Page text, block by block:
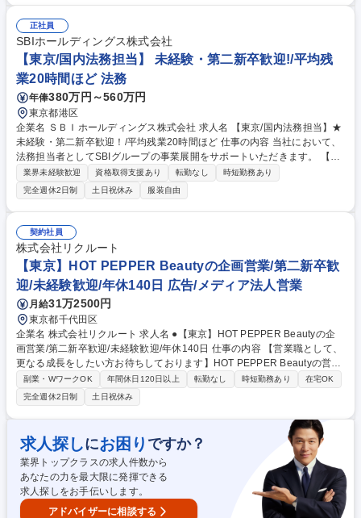
討等、各種法務問題への対応・知的財産権管理・取締役会対応（日英での
取締役会議事録作成を含む）・コンプライアンス等での親会社（Grainger
社）との連携・子会社管理に関する業務 ・個人情報保護を中心としたリス
ク管理に関する業務 募集職種 【大阪】法務担当（第二新卒）
正社員
SBIホールディングス株式会社
【東京/国内法務担当】 未経験・第二新卒歓迎!/平均残
業20時間ほど 法務
年俸380万円～560万円
東京都港区
企業名 ＳＢＩホールディングス株式会社 求人名 【東京/国内法務担当】★
未経験・第二新卒歓迎！/平均残業20時間ほど 仕事の内容 当社において、
法務担当者としてSBIグループの事業展開をサポートいただきます。 【具
体的には】 ■契約に関する法的検討、契約締結交渉および契約書作成サポ
ート ■海外法務、コーポレート業務、コンプライアンス、知財関連、紛争
対応 ■社内意思決定のサポート ■その他、各種リーガルサポート など 募集
職種 【東京/国内法務担当】★未経験・第二新卒歓迎！/平均残業20時間ほ
ど
業界未経験歓迎 資格取得支援あり 転勤なし
時短勤務あり
完全週休2日制
土日祝休み 服装自由
契約社員
株式会社リクルート
【東京】HOT PEPPER Beautyの企画営業/第二新卒歓
迎/未経験歓迎/年休140日 広告/メディア法人営業
月給31万2500円
東京都千代田区
企業名 株式会社リクルート 求人名 ●【東京】HOT PEPPER Beautyの企
画営業/第二新卒歓迎/未経験歓迎/年休140日 仕事の内容 【営業職として、
更なる成長をしたい方お待ちしております】HOT PEPPER Beautyの営業
職として、各種サロンの集客の問題の解決・業務支援サービスを導入など
経営のパートナーとして、ご支援をお任せします。 【業務詳細】各種美容
系サロンクライアントへ新規・既存営業をお任せします。ただサービスを
売るのではなく、顧客ヒアリングを起点に店舗集客UPの課題解決提案を
行います。より効果のある記事提案、キャンペーンや特別メニューの提
案、店舗ブランディング企画提案等にも挑戦できます。 【育成環境】全国
約2,000人の営業がおり、座学・OJTの体制は整っています。毎年多くの
方が3年間の成長を求めご入社されています。 募集職種 ●【東京】HOT P
EPPER Beautyの企画営業/第二新卒歓迎/未経験歓迎/年休140日
副業・WワークOK 年間休日120日以上 転勤なし 時短勤務あり
在宅OK
完全週休2日制
土日祝休み
求人探しにお困り ですか？
業界トップクラスの求人件数から
あなたの力を最大限に発揮できる
求人探しをお手伝いします。
アドバイザーに相談する